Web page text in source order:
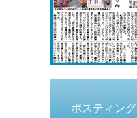
ポスティング